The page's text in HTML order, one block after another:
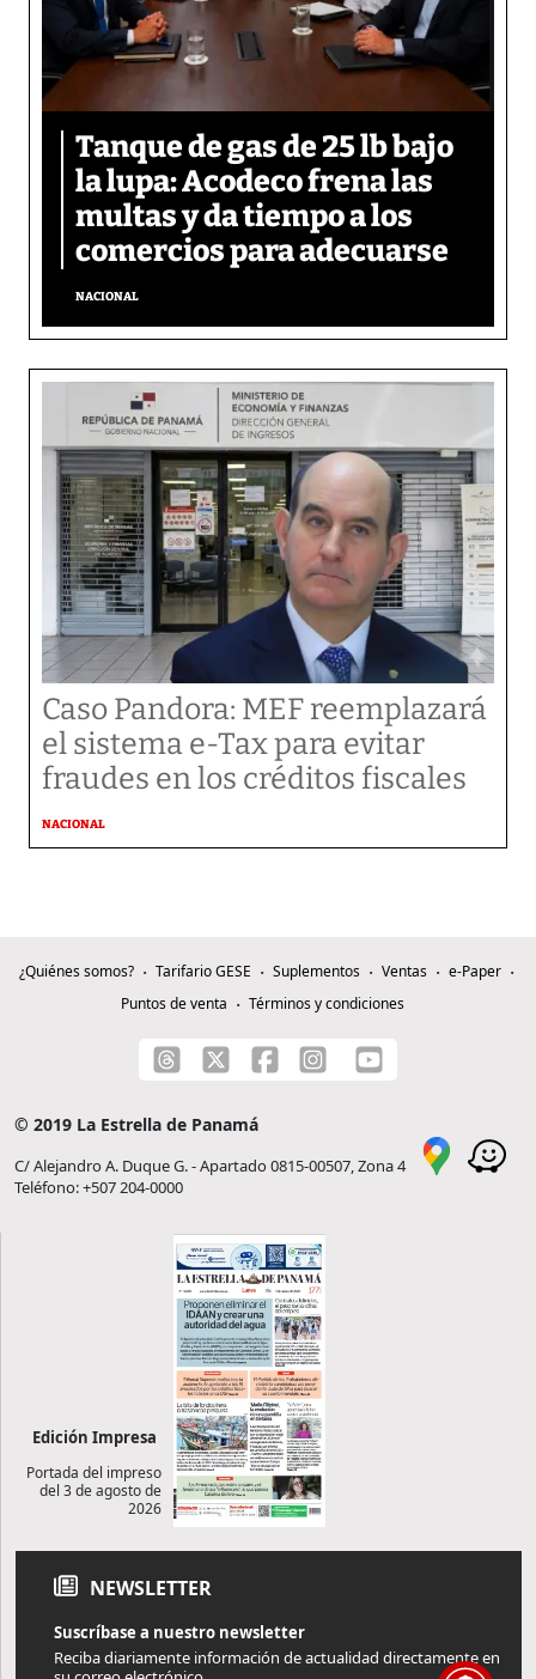
Tanque de gas de 25 lb bajo
la lupa: Acodeco frena las
multas y da tiempo a los
comercios para adecuarse
NACIONAL
Caso Pandora: MEF reemplazará
el sistema e-Tax para evitar
fraudes en los créditos fiscales
NACIONAL
¿Quiénes somos? Tarifario GESE Suplementos Ventas
e-Paper
Puntos de venta
Términos y condiciones
© 2019 La Estrella de Panamá
C/ Alejandro A. Duque G. - Apartado 0815-00507, Zona 4
Teléfono: +507 204-0000
Edición Impresa
Portada del impreso
del 3 de agosto de
2026
NEWSLETTER
Suscríbase a nuestro newsletter
Reciba diariamente información de actualidad directamente en